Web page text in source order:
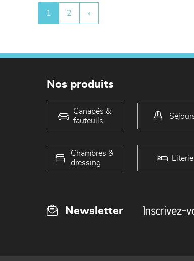
1 2 »
Nos produits
Canapés &
fauteuils
Chambres &
dressing
Literie
Newsletter Inscrivez-